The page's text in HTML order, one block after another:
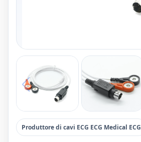
Produttore di cavi ECG ECG Medical ECG